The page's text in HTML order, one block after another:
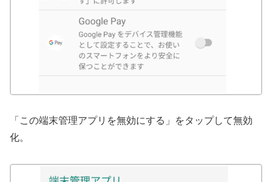
「この端末管理アプリを無効にする」をタップして無効
化。